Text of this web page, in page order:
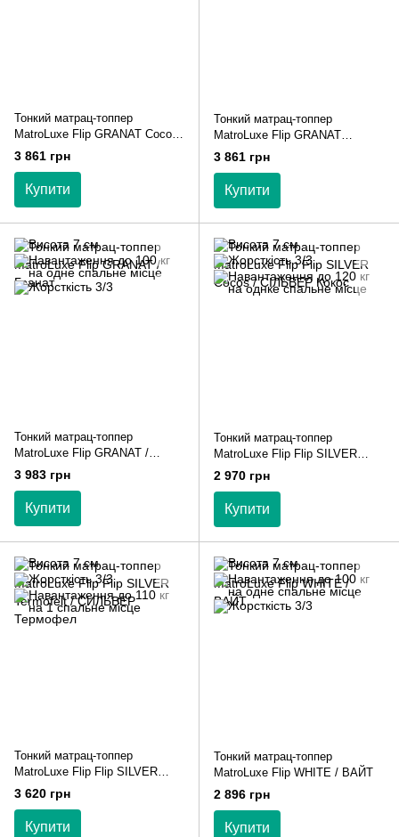
Тонкий матрац-топпер
MatroLuxe Flip GRANAT Cocos
/ Гранат Кокос
3 861 грн
Купити
Тонкий матрац-топпер
MatroLuxe Flip GRANAT
Termofelt / Гранат Термофелт
3 861 грн
Купити
Тонкий матрац-топпер
MatroLuxe Flip GRANAT /
Гранат
3 983 грн
Купити
Тонкий матрац-топпер
MatroLuxe Flip Flip SILVER
Cocos / СІЛЬВЕР Кокос
2 970 грн
Купити
Тонкий матрац-топпер
MatroLuxe Flip Flip SILVER
Termofelt / СИЛЬВЕР
Термофел
3 620 грн
Купити
Тонкий матрац-топпер
MatroLuxe Flip WHITE / ВАЙТ
2 896 грн
Купити